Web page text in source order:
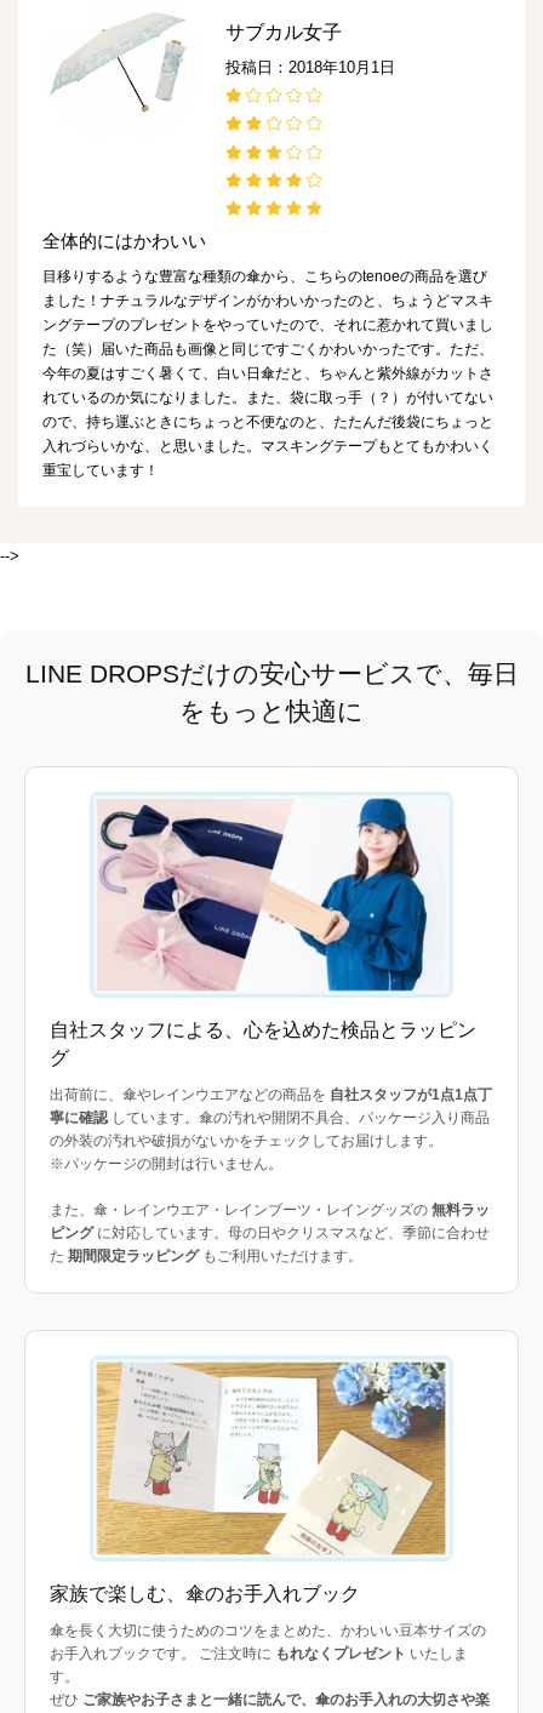
サブカル女子
投稿日：2018年10月1日
全体的にはかわいい
目移りするような豊富な種類の傘から、こちらのtenoeの商品を選び
ました！ナチュラルなデザインがかわいかったのと、ちょうどマスキ
ングテープのプレゼントをやっていたので、それに惹かれて買いまし
た（笑）届いた商品も画像と同じですごくかわいかったです。ただ、
今年の夏はすごく暑くて、白い日傘だと、ちゃんと紫外線がカットさ
れているのか気になりました。また、袋に取っ手（？）が付いてない
ので、持ち運ぶときにちょっと不便なのと、たたんだ後袋にちょっと
入れづらいかな、と思いました。マスキングテープもとてもかわいく
重宝しています！
-->
LINE DROPSだけの安心サービスで、毎日
をもっと快適に
自社スタッフによる、心を込めた検品とラッピン
グ
出荷前に、傘やレインウエアなどの商品を 自社スタッフが1点1点丁
寧に確認しています。傘の汚れや開閉不具合、パッケージ入り商品
の外装の汚れや破損がないかをチェックしてお届けします。
※パッケージの開封は行いません。
また、傘・レインウエア・レインブーツ・レイングッズの 無料ラッ
ピングに対応しています。母の日やクリスマスなど、季節に合わせ
た 期間限定ラッピングもご利用いただけます。
家族で楽しむ、傘のお手入れブック
傘を長く大切に使うためのコツをまとめた、かわいい豆本サイズの
お手入れブックです。 ご注文時に もれなくプレゼント いたしま
す。
ぜひ ご家族やお子さまと一緒に読んで、傘のお手入れの大切さや楽